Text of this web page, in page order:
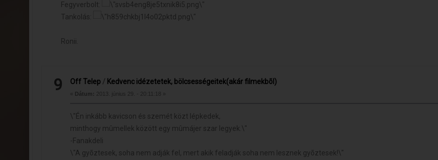
Fegyverbolt:
Tankolás:
Ronii.
9 Off Telep / Kedvenc idézetetek, bölcsességeitek(akár filmekbõl)
« Dátum: 2013. június 29. - 20:11:18 »
\"Én inkább kavicson és szemét közt lépkedek,
minthogy mûmellek között egy mûmájer szar legyek.\"
-Fanakdeli
\"A gyõztesek, soha nem adják fel, mert akik feladják soha nem lesznek gyõztesek!\"